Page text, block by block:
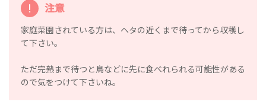
注意
家庭菜園されている方は、ヘタの近くまで待ってから収穫し
て下さい。
ただ完熟まで待つと鳥などに先に食べれられる可能性がある
ので気をつけて下さいね。